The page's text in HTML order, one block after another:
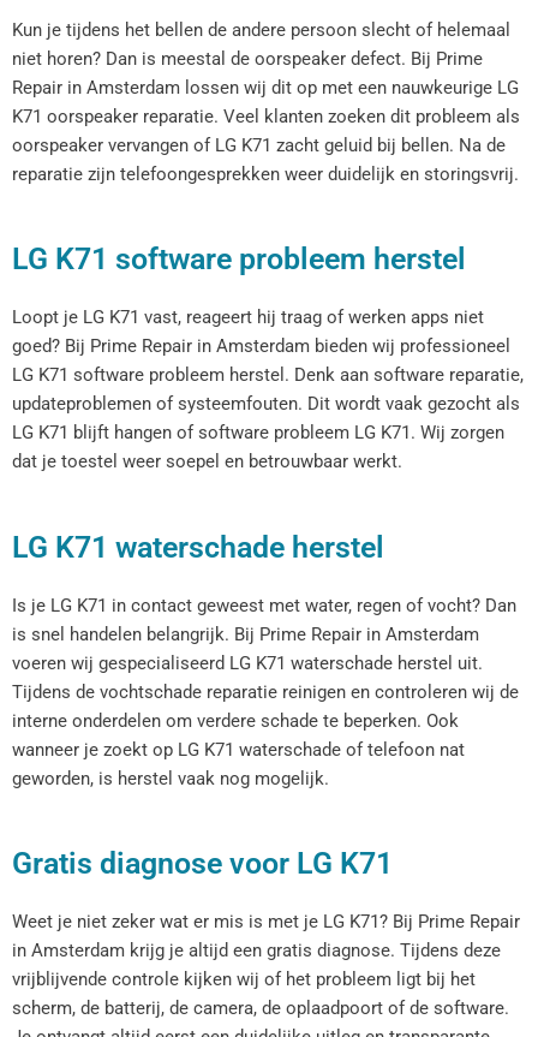
Kun je tijdens het bellen de andere persoon slecht of helemaal
niet horen? Dan is meestal de oorspeaker defect. Bij Prime
Repair in Amsterdam lossen wij dit op met een nauwkeurige LG
K71 oorspeaker reparatie. Veel klanten zoeken dit probleem als
oorspeaker vervangen of LG K71 zacht geluid bij bellen. Na de
reparatie zijn telefoongesprekken weer duidelijk en storingsvrij.
LG K71 software probleem herstel
Loopt je LG K71 vast, reageert hij traag of werken apps niet
goed? Bij Prime Repair in Amsterdam bieden wij professioneel
LG K71 software probleem herstel. Denk aan software reparatie,
updateproblemen of systeemfouten. Dit wordt vaak gezocht als
LG K71 blijft hangen of software probleem LG K71. Wij zorgen
dat je toestel weer soepel en betrouwbaar werkt.
LG K71 waterschade herstel
Is je LG K71 in contact geweest met water, regen of vocht? Dan
is snel handelen belangrijk. Bij Prime Repair in Amsterdam
voeren wij gespecialiseerd LG K71 waterschade herstel uit.
Tijdens de vochtschade reparatie reinigen en controleren wij de
interne onderdelen om verdere schade te beperken. Ook
wanneer je zoekt op LG K71 waterschade of telefoon nat
geworden, is herstel vaak nog mogelijk.
Gratis diagnose voor LG K71
Weet je niet zeker wat er mis is met je LG K71? Bij Prime Repair
in Amsterdam krijg je altijd een gratis diagnose. Tijdens deze
vrijblijvende controle kijken wij of het probleem ligt bij het
scherm, de batterij, de camera, de oplaadpoort of de software.